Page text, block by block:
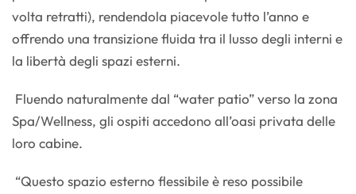
volta retratti), rendendola piacevole tutto l’anno e
offrendo una transizione fluida tra il lusso degli interni e
la libertà degli spazi esterni.
Fluendo naturalmente dal “water patio” verso la zona
Spa/Wellness, gli ospiti accedono all’oasi privata delle
loro cabine.
“Questo spazio esterno flessibile è reso possibile